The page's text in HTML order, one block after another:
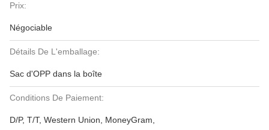
Prix:
Négociable
Détails De L'emballage:
Sac d'OPP dans la boîte
Conditions De Paiement:
D/P, T/T, Western Union, MoneyGram,